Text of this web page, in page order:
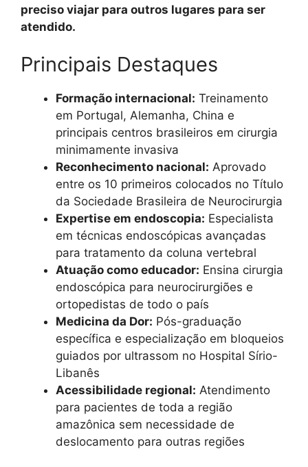
preciso viajar para outros lugares para ser
atendido.
Principais Destaques
Formação internacional: Treinamento
em Portugal, Alemanha, China e
principais centros brasileiros em cirurgia
minimamente invasiva
Reconhecimento nacional: Aprovado
entre os 10 primeiros colocados no Título
da Sociedade Brasileira de Neurocirurgia
Expertise em endoscopia: Especialista
em técnicas endoscópicas avançadas
para tratamento da coluna vertebral
Atuação como educador: Ensina cirurgia
endoscópica para neurocirurgiões e
ortopedistas de todo o país
Medicina da Dor: Pós-graduação
específica e especialização em bloqueios
guiados por ultrassom no Hospital Sírio-
Libanês
Acessibilidade regional: Atendimento
para pacientes de toda a região
amazônica sem necessidade de
deslocamento para outras regiões